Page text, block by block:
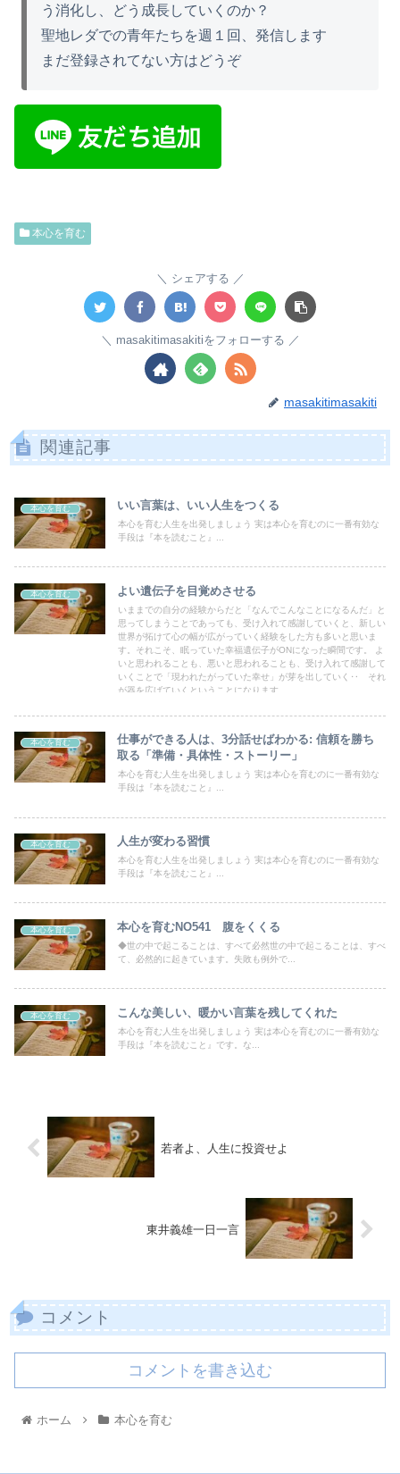
う消化し、どう成長していくのか？
聖地レダでの青年たちを週１回、発信します
まだ登録されてない方はどうぞ
本心を育む
シェアする
masakitimasakitiをフォローする
masakitimasakiti
関連記事
本心を育む いい言葉は、いい人生をつくる
本心を育む人生を出発しましょう 実は本心を育むのに一番有効な
手段は『本を読むこと』...
本心を育む よい遺伝子を目覚めさせる
いままでの自分の経験からだと「なんでこんなことになるんだ」と
思ってしまうことであっても、受け入れて感謝していくと、新しい
世界が拓けて心の幅が広がっていく経験をした方も多いと思いま
す。それこそ、眠っていた幸福遺伝子がONになった瞬間です。 よ
いと思われることも、悪いと思われることも、受け入れて感謝して
いくことで「現われたがっていた幸せ」が芽を出していく‥ それ
が器を広げていくということになります
本心を育む
仕事ができる人は、3分話せばわかる: 信頼を勝ち
取る「準備・具体性・ストーリー」
本心を育む人生を出発しましょう 実は本心を育むのに一番有効な
手段は『本を読むこと』...
本心を育む 人生が変わる習慣
本心を育む人生を出発しましょう 実は本心を育むのに一番有効な
手段は『本を読むこと』...
本心を育む 本心を育むNO541 腹をくくる
◆世の中で起こることは、すべて必然世の中で起こることは、すべ
て、必然的に起きています。失敗も例外で...
本心を育む こんな美しい、暖かい言葉を残してくれた
本心を育む人生を出発しましょう 実は本心を育むのに一番有効な
手段は『本を読むこと』です。な...
若者よ、人生に投資せよ
東井義雄一日一言
コメント
コメントを書き込む
ホーム 本心を育む